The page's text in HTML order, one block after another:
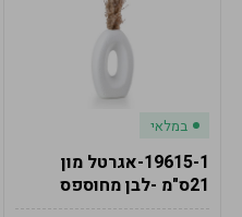
במלאי
19615-1-אגרטל מון
21ס"מ -לבן מחוספס